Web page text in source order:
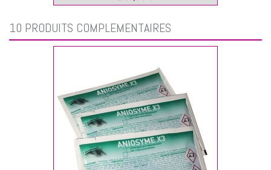
10 PRODUITS COMPLÉMENTAIRES